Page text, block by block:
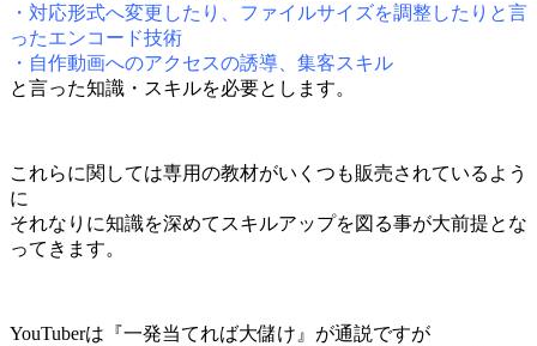
・対応形式へ変更したり、ファイルサイズを調整したりと言
ったエンコード技術
・自作動画へのアクセスの誘導、集客スキル
と言った知識・スキルを必要とします。
これらに関しては専用の教材がいくつも販売されているよう
に
それなりに知識を深めてスキルアップを図る事が大前提とな
ってきます。
YouTuberは『一発当てれば大儲け』が通説ですが